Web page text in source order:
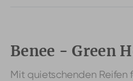
Benee - Green
Mit quietschenden Reifen